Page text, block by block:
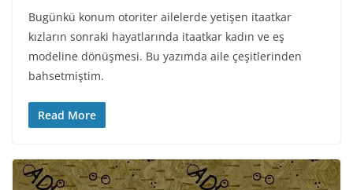
Bugünkü konum otoriter ailelerde yetişen itaatkar
kızların sonraki hayatlarında itaatkar kadın ve eş
modeline dönüşmesi. Bu yazımda aile çeşitlerinden
bahsetmiştim.
Read More